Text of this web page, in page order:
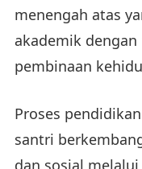
menengah atas
akademik
pembinaan
Proses
santri